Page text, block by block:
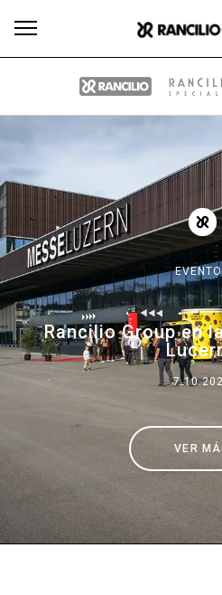
Rancilio Group en
VER
Productos
Our brands
Group
Noticias
Historia